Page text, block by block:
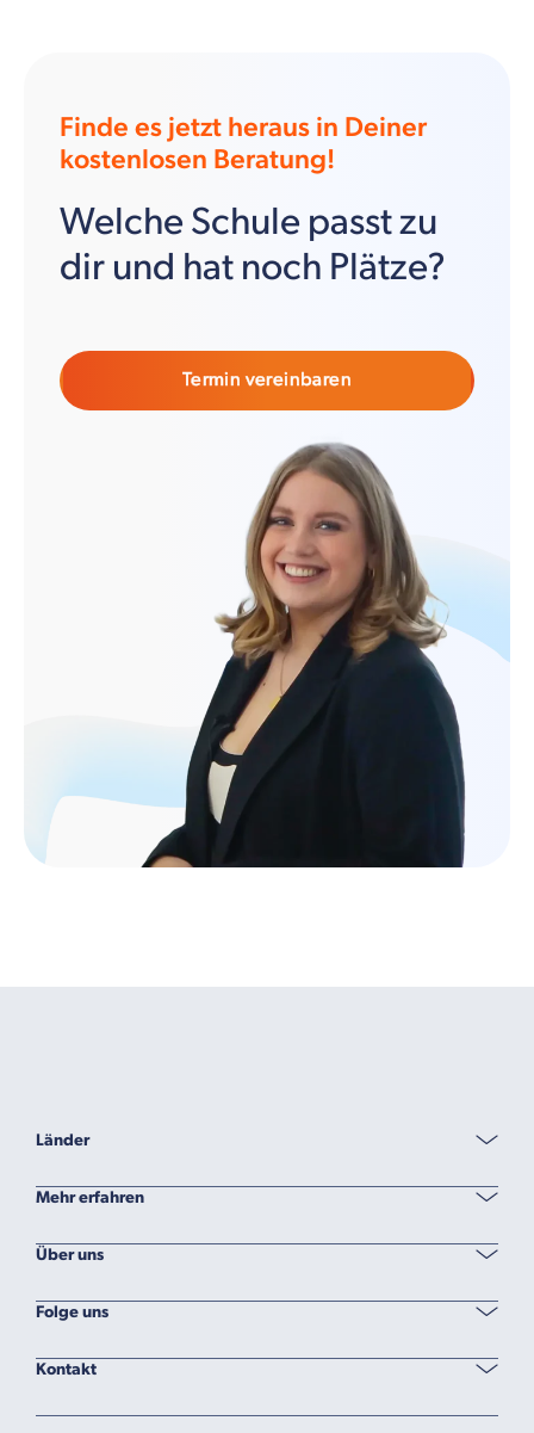
Finde es jetzt heraus in Deiner
kostenlosen Beratung!
Welche Schule passt zu
dir und hat noch Plätze?
Termin vereinbaren
Länder
Mehr erfahren
Über uns
Folge uns
Kontakt